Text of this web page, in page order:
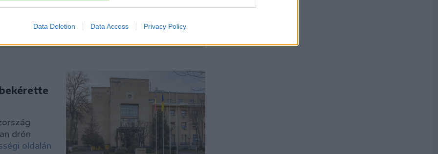
Data Deletion Data Access Privacy Policy
is
drón
oldalán